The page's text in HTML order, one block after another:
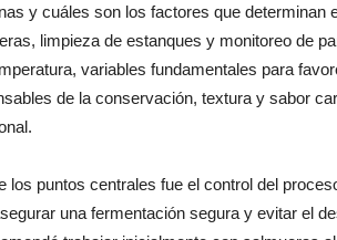
y cuáles son los factores que determinan
limpieza de estanques y monitoreo de
variables fundamentales para
de la conservación, textura y sabor
los puntos centrales fue el control del
una fermentación segura y evitar el